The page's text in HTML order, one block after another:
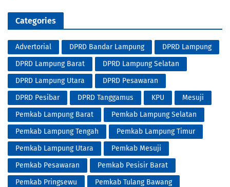
Categories
Advertorial DPRD Bandar Lampung
DPRD Lampung
DPRD Lampung Barat
DPRD Lampung Selatan
DPRD Lampung Utara
DPRD Pesawaran
DPRD Pesibar
DPRD Tanggamus KPU
Mesuji
Pemkab Lampung Barat
Pemkab Lampung Selatan
Pemkab Lampung Tengah
Pemkab Lampung Timur
Pemkab Lampung Utara
Pemkab Mesuji
Pemkab Pesawaran
Pemkab Pesisir Barat
Pemkab Pringsewu
Pemkab Tulang Bawang